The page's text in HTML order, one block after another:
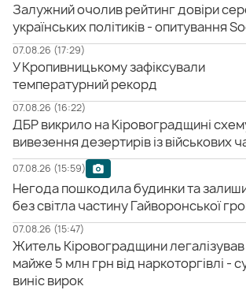
Залужний очолив рейтинг довіри
українських політиків - опитування
07.08.26 (17:29)
У Кропивницькому зафіксували
температурний рекорд
07.08.26 (16:22)
ДБР викрило на Кіровоградщині
вивезення дезертирів із військових
07.08.26 (15:59)
Негода пошкодила будинки та
без світла частину Гайворонської
07.08.26 (15:47)
Житель Кіровоградщини легалізував
майже 5 млн грн від наркоторгівлі -
виніс вирок